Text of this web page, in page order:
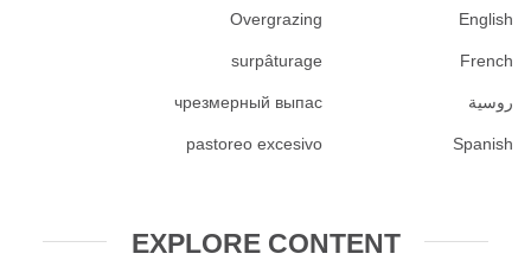
English
Overgrazing
French
surpâturage
روسية чрезмерный выпас
Spanish
pastoreo excesivo
EXPLORE CONTENT